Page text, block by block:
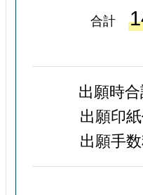
合計
出願時
出願印
出願手